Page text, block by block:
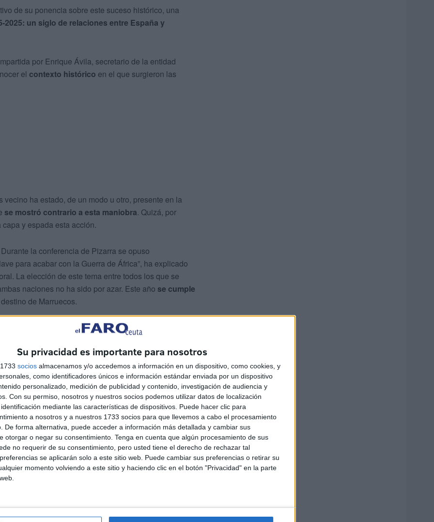
Su privacidad es importante para nosotros
socios almacenamos y/o accedemos a información en un dispositivo, como cookies, y
como identificadores únicos e información estándar enviada por un dispositivo
personalizado, medición de publicidad y contenido, investigación de audiencia y
Con su permiso, nosotros y nuestros socios podemos utilizar datos de localización
mediante las características de dispositivos. Puede hacer clic para
a nosotros y a nuestros 1733 socios para que llevemos a cabo el procesamiento
De forma alternativa, puede acceder a información más detallada y cambiar sus
otorgar o negar su consentimiento. Tenga en cuenta que algún procesamiento de sus
no requerir de su consentimiento, pero usted tiene el derecho de rechazar tal
se aplicarán solo a este sitio web. Puede cambiar sus preferencias o retirar su
momento volviendo a este sitio y haciendo clic en el botón "Privacidad" en la parte
de su ponencia sobre este suceso histórico, una
2025: un siglo de relaciones entre España y
por Enrique Ávila, secretario de la entidad
el contexto histórico en el que surgieron las
ha estado, de un modo u otro, presente en la
se mostró contrario a esta maniobra. Quizá, por
y espada esta acción.
la conferencia de Pizarra se opuso
para acabar con la Guerra de África”, ha explicado
La elección de este tema entre todos los que se
naciones no ha sido por azar. Este año se cumple
de Marruecos.
de 1925 fue un ejemplo de los grandes
desarrollado en el salón de actos de la UNED, ha
elaborado desde la universidad de la que procede el
una serie de datos relacionados con el hecho.